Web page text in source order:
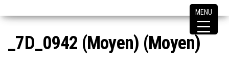
_7D_0942 (Moyen) (Moyen)
MENU